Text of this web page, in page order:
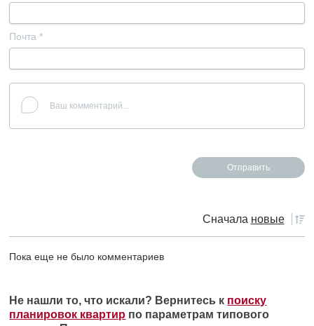
Почта *
Сначала новые
Пока еще не было комментариев
Не нашли то, что искали? Вернитесь к поиску
планировок квартир по параметрам типового